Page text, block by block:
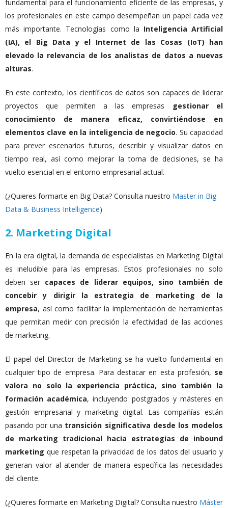
fundamental para el funcionamiento eficiente de las empresas, y
los profesionales en este campo desempeñan un papel cada vez
más importante. Tecnologías como la Inteligencia Artificial
(IA), el Big Data y el Internet de las Cosas (IoT) han
elevado la relevancia de los analistas de datos a nuevas
alturas.
En este contexto, los científicos de datos son capaces de liderar
proyectos que permiten a las empresas
gestionar el
conocimiento de manera eficaz, convirtiéndose en
elementos clave en la inteligencia de negocio. Su capacidad
para prever escenarios futuros, describir y visualizar datos en
tiempo real, así como mejorar la toma de decisiones, se ha
vuelto esencial en el entorno empresarial actual.
(¿Quieres formarte en Big Data? Consulta nuestro Master in Big
Data & Business Intelligence)
2. Marketing Digital
En la era digital, la demanda de especialistas en Marketing Digital
es ineludible para las empresas. Estos profesionales no solo
deben ser capaces de liderar equipos, sino también de
concebir y dirigir la estrategia de marketing de la
empresa, así como facilitar la implementación de herramientas
que permitan medir con precisión la efectividad de las acciones
de marketing.
El papel del Director de Marketing se ha vuelto fundamental en
cualquier tipo de empresa. Para destacar en esta profesión, se
valora no solo la experiencia práctica, sino también la
formación académica, incluyendo postgrados y másteres en
gestión empresarial y marketing digital. Las compañías están
pasando por una transición significativa desde los modelos
de marketing tradicional hacia estrategias de inbound
marketing que respetan la privacidad de los datos del usuario y
generan valor al atender de manera específica las necesidades
del cliente.
(¿Quieres formarte en Marketing Digital? Consulta nuestro Máster